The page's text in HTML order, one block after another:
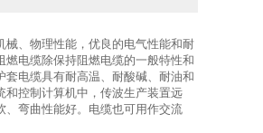
械、物理性能，优良的电气性能和耐
电缆除保持阻燃电缆的一般特性和
电缆具有耐高温、耐酸碱、耐油和
和控制计算机中，传波生产装置远
、弯曲性能好。电缆也可用作交流